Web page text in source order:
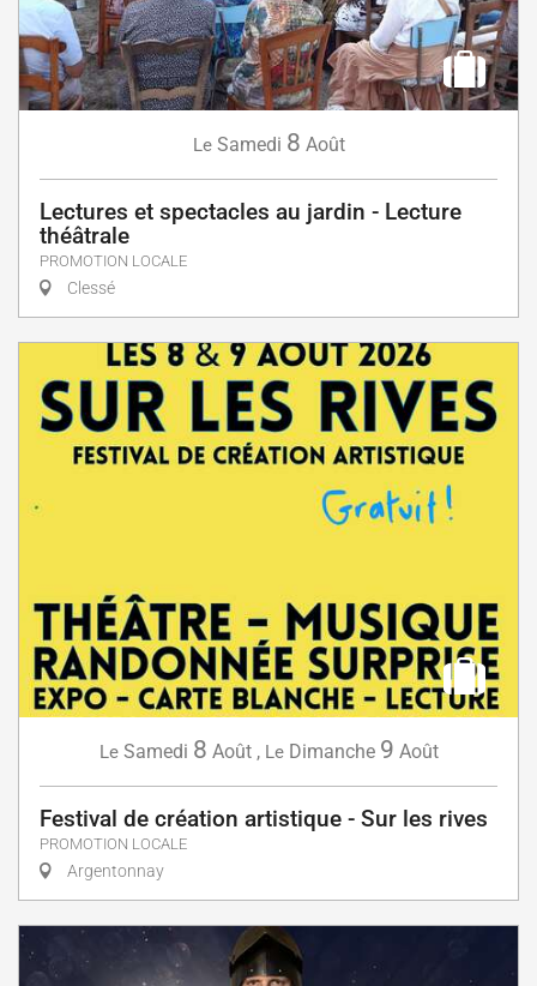
Le Samedi 8 Août
Lectures et spectacles au jardin - Lecture
théâtrale
PROMOTION LOCALE
Clessé
Le Samedi 8 Août, Le Dimanche 9 Août
Festival de création artistique - Sur les rives
PROMOTION LOCALE
Argentonnay